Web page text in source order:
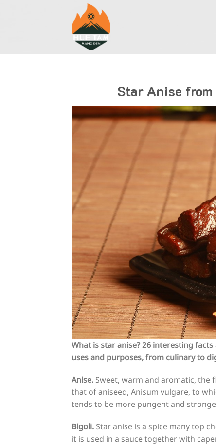
Star Anise
What is star anise? 26 interesting
uses and purposes, from culinary to
Anise. Sweet, warm and aromatic, the
that of aniseed, Anisum vulgare, to
tends to be more pungent and
Bigoli. Star anise is a spice many top
it is used in a sauce together with